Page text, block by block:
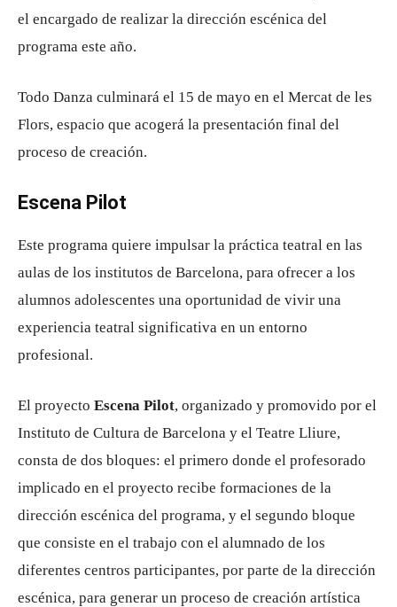
el encargado de realizar la dirección escénica del
programa este año.
Todo Danza culminará el 15 de mayo en el Mercat de les
Flors, espacio que acogerá la presentación final del
proceso de creación.
Escena Pilot
Este programa quiere impulsar la práctica teatral en las
aulas de los institutos de Barcelona, ​​para ofrecer a los
alumnos adolescentes una oportunidad de vivir una
experiencia teatral significativa en un entorno
profesional.
El proyecto Escena Pilot, organizado y promovido por el
Instituto de Cultura de Barcelona y el Teatre Lliure,
consta de dos bloques: el primero donde el profesorado
implicado en el proyecto recibe formaciones de la
dirección escénica del programa, y ​​el segundo bloque
que consiste en el trabajo con el alumnado de los
diferentes centros participantes, por parte de la dirección
escénica, para generar un proceso de creación artística